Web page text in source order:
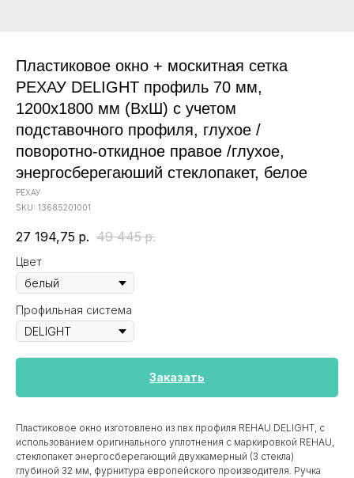
Пластиковое окно + москитная сетка
РЕХАУ DELIGHT профиль 70 мм,
1200х1800 мм (ВхШ) с учетом
подставочного профиля, глухое /
поворотно-откидное правое /глухое,
энергосберегаюший стеклопакет, белое
РЕХАУ
SKU: 13685201001
27 194,75 р. 49 445 р.
Цвет
Профильная система
Заказать
Пластиковое окно изготовлено из пвх профиля REHAU DELIGHT, с
использованием оригинального уплотнения с маркировкой REHAU,
стеклопакет энергосберегающий двухкамерный (3 стекла)
глубиной 32 мм, фурнитура европейского производителя. Ручка